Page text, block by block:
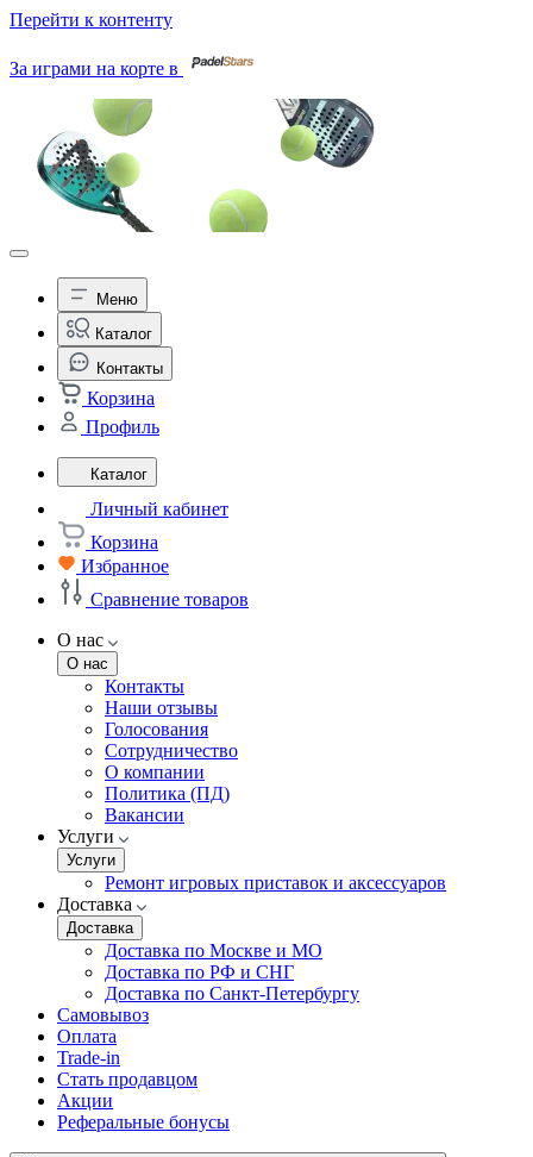
Перейти к контенту
За играми на корте в
Меню
Каталог
Контакты
Корзина
Профиль
Каталог
Личный кабинет
Корзина
Избранное
Сравнение товаров
О нас
О нас
Контакты
Наши отзывы
Голосования
Сотрудничество
О компании
Политика (ПД)
Вакансии
Услуги
Услуги
Ремонт игровых приставок и аксессуаров
Доставка
Доставка
Доставка по Москве и МО
Доставка по РФ и СНГ
Доставка по Санкт-Петербургу
Самовывоз
Оплата
Trade-in
Стать продавцом
Акции
Реферальные бонусы